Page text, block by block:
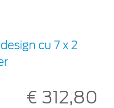
cu 7 x 2
€ 312,80